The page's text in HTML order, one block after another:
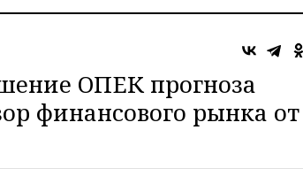
ОПЕК прогноза
финансового рынка от